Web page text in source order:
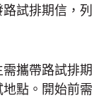
試排期信，列
攜帶路試排期
點。開始前需